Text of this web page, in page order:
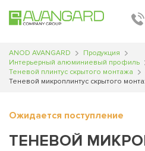
ANOD AVANGARD
Продукция
Интерьерный алюминиевый профиль
Теневой плинтус скрытого монтажа
Теневой микроплинтус скрытого
Ожидается поступление
ТЕНЕВОЙ